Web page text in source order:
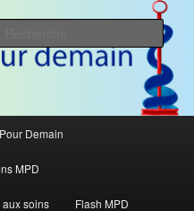
Demain
MPD
aux soins Flash MPD